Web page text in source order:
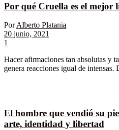
Por qué Cruella es el mejor
Por Alberto Platania
20 junio, 2021
1
Hacer afirmaciones tan absolutas y
genera reacciones igual de
El hombre que vendió su
arte, identidad y libertad